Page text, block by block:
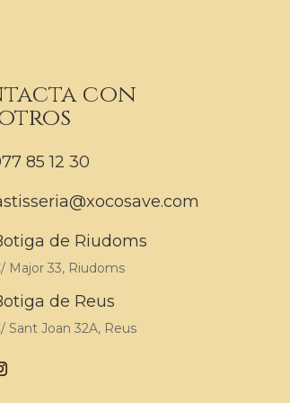
con
85 12 30
de Riudoms
Major 33, Riudoms
de Reus
Sant Joan 32A, Reus